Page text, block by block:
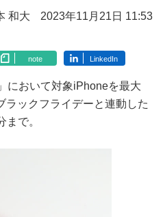
和大 2023年11月21日 11:53
note LinkedIn
において対象iPhoneを最大
ラックフライデーと連動した
で。